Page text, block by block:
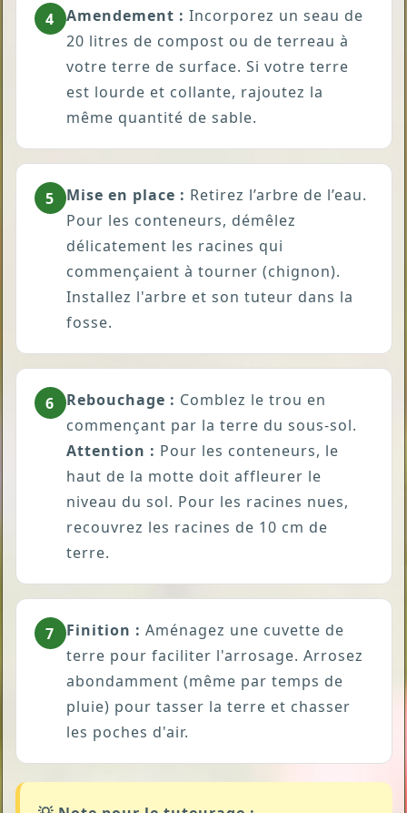
4 Amendement : Incorporez un seau de
20 litres de compost ou de terreau à
votre terre de surface. Si votre terre
est lourde et collante, rajoutez la
même quantité de sable.
5 Mise en place : Retirez l’arbre de l’eau.
Pour les conteneurs, démêlez
délicatement les racines qui
commençaient à tourner (chignon).
Installez l'arbre et son tuteur dans la
fosse.
6 Rebouchage : Comblez le trou en
commençant par la terre du sous-sol.
Attention : Pour les conteneurs, le
haut de la motte doit affleurer le
niveau du sol. Pour les racines nues,
recouvrez les racines de 10 cm de
terre.
7 Finition : Aménagez une cuvette de
terre pour faciliter l'arrosage. Arrosez
abondamment (même par temps de
pluie) pour tasser la terre et chasser
les poches d'air.